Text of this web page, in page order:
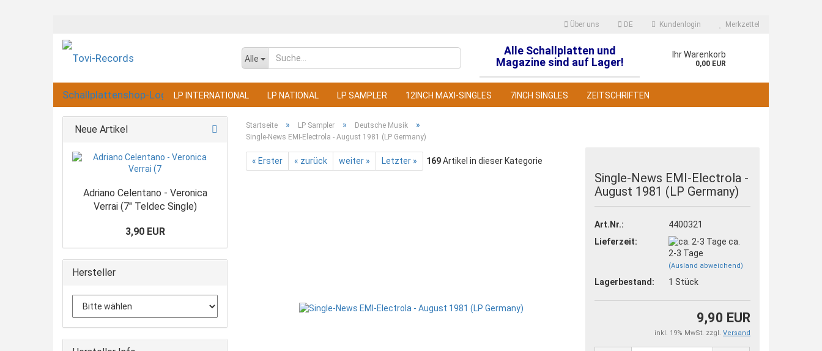
Über uns DE
Sprache auswählen
Kundenlogin Merkzettel
Alle
Alle Schallplatten und
Magazine sind auf Lager!
Ihr Warenkorb
0,00 EUR
LP INTERNATIONAL LP NATIONAL LP SAMPLER 12INCH MAXI-SINGLES 7INCH SINGLES ZEITSCHRIFTEN
Startseite » LP Sampler » Deutsche Musik »
Single-News EMI-Electrola - August 1981 (LP Germany)
« Erster « zurück weiter » Letzter » 169Artikel in dieser Kategorie
Single-News EMI-Electrola -
August 1981 (LP Germany)
Art.Nr.:
4400321
Lieferzeit:
ca.
2-3 Tage
(Ausland abweichend)
Lagerbestand: 1Stück
9,90 EUR
inkl. 19% MwSt. zzgl. Versand
Neue Artikel
Adriano Celentano - Veronica
Verrai (7" Teldec Single)
3,90 EUR
Hersteller